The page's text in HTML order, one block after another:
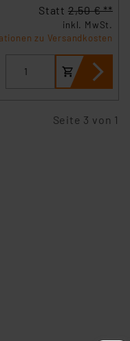
Statt 2,50 € **
inkl. MwSt.
zu Versandkosten
Seite 3 von 1